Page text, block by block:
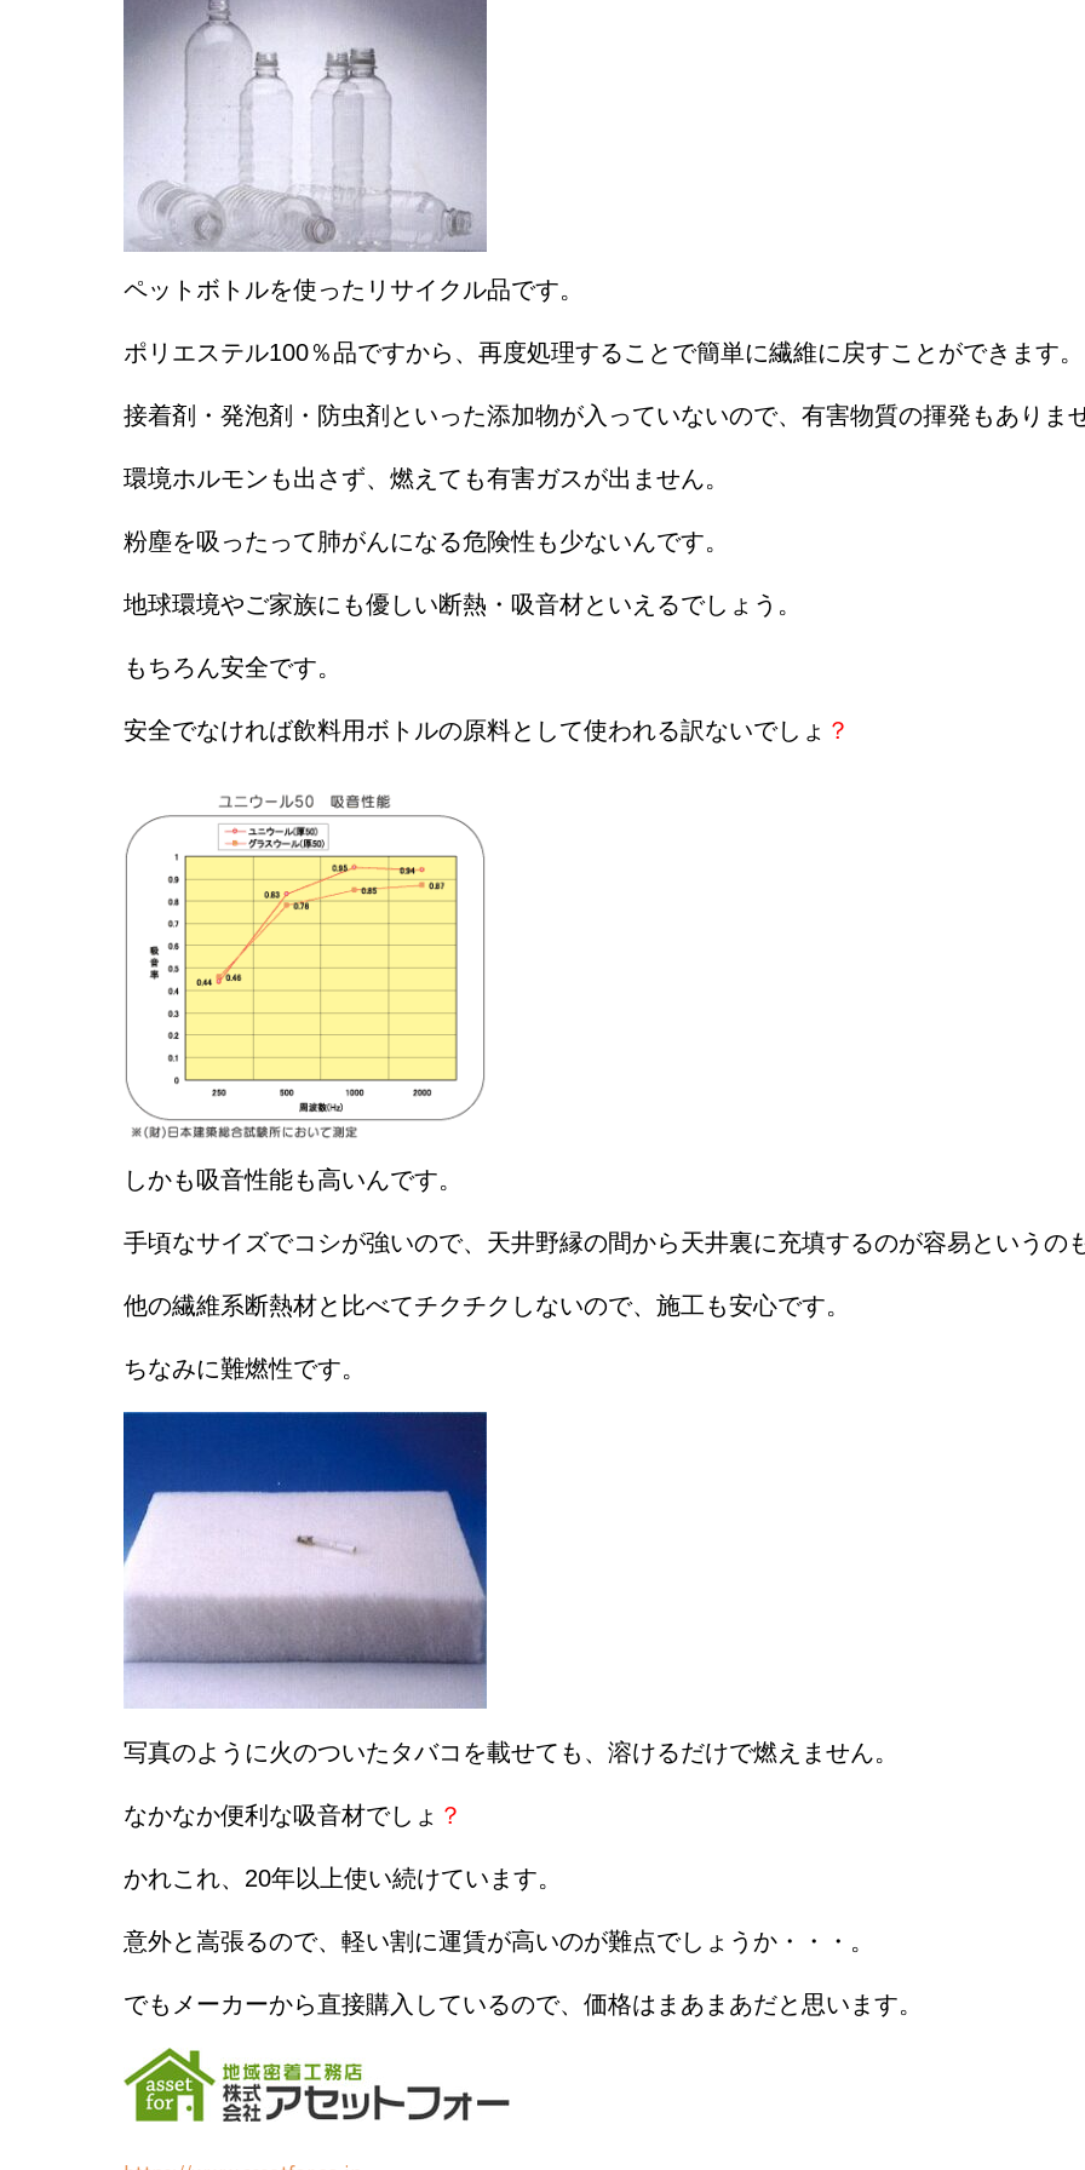
ペットボトルを使ったリサイクル品です。
ポリエステル100％品ですから、再度処理することで簡単に繊維に戻すことができます。
接着剤・発泡剤・防虫剤といった添加物が入っていないので、有害物質の揮発もありま
環境ホルモンも出さず、燃えても有害ガスが出ません。
粉塵を吸ったって肺がんになる危険性も少ないんです。
地球環境やご家族にも優しい断熱・吸音材といえるでしょう。
もちろん安全です。
安全でなければ飲料用ボトルの原料として使われる訳ないでしょ ？
しかも吸音性能も高いんです。
手頃なサイズでコシが強いので、天井野縁の間から天井裏に充填するのが容易というの
他の繊維系断熱材と比べてチクチクしないので、施工も安心です。
ちなみに難燃性です。
写真のように火のついたタバコを載せても、溶けるだけで燃えません。
なかなか便利な吸音材でしょ ？
かれこれ、20年以上使い続けています。
意外と嵩張るので、軽い割に運賃が高いのが難点でしょうか・・・。
でもメーカーから直接購入しているので、価格はまあまあだと思います。